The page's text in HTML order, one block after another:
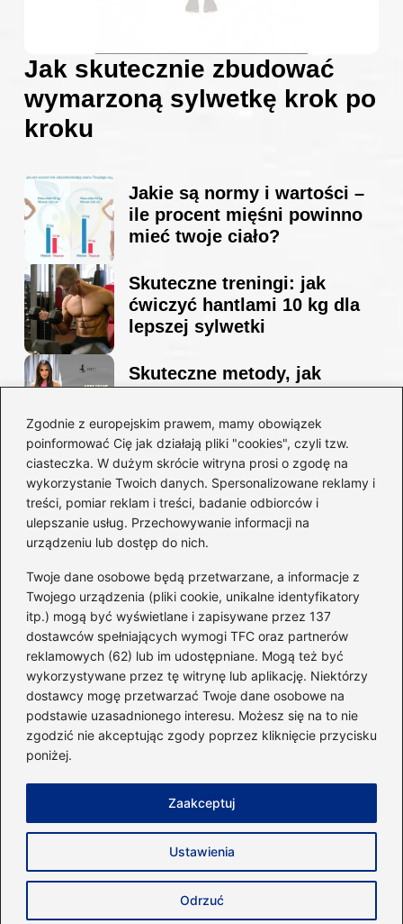
Zgodnie z europejskim prawem, mamy obowiązek
poinformować Cię jak działają pliki "cookies", czyli tzw.
ciasteczka. W dużym skrócie witryna prosi o zgodę na
wykorzystanie Twoich danych. Spersonalizowane reklamy i
treści, pomiar reklam i treści, badanie odbiorców i
ulepszanie usług. Przechowywanie informacji na
urządzeniu lub dostęp do nich.
Twoje dane osobowe będą przetwarzane, a informacje z
Twojego urządzenia (pliki cookie, unikalne identyfikatory
itp.) mogą być wyświetlane i zapisywane przez 137
dostawców spełniających wymogi TFC oraz partnerów
reklamowych (62) lub im udostępniane. Mogą też być
wykorzystywane przez tę witrynę lub aplikację. Niektórzy
dostawcy mogę przetwarzać Twoje dane osobowe na
podstawie uzasadnionego interesu. Możesz się na to nie
zgodzić nie akceptując zgody poprzez kliknięcie przycisku
poniżej.
Ustawienia
Odrzuć
Zaakceptuj
Jak skutecznie zbudować
wymarzoną sylwetkę krok po
kroku
Jakie są normy i wartości –
ile procent mięśni powinno
mieć twoje ciało?
Skuteczne treningi: jak
ćwiczyć hantlami 10 kg dla
lepszej sylwetki
Skuteczne metody, jak
sylwetkę w zaledwie 90 dni
Idealny garnitur: jak dobrać
go do swojej sylwetki?
Kategorie
Dieta i kalorie(221)
Fitness(236)
Siłownia(101)
Sport(60)
Sprzęt i akcesoria(25)
Suplementy(38)
Copyright © 2026 40minut.pl
Zasady użytkowania
Napisz do nas